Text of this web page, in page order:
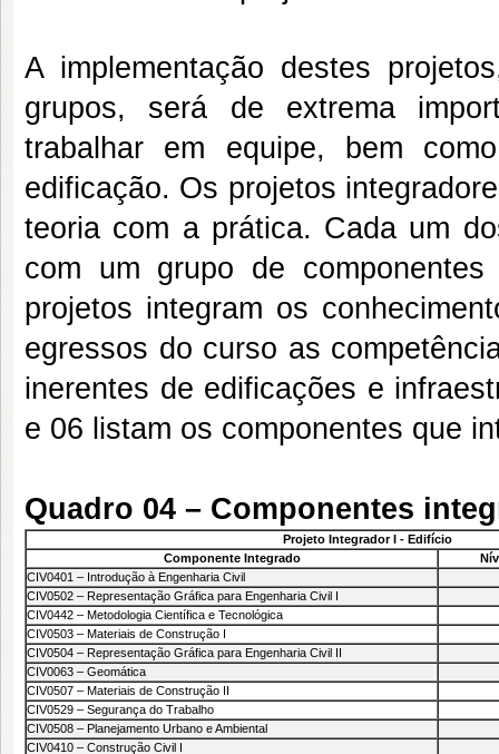
A implementação destes
grupos, será de extrema
trabalhar em equipe, bem
edificação. Os projetos
teoria com a prática. Cada um
com um grupo de
projetos integram os
egressos do curso as
inerentes de edificações e
e 06 listam os componentes que
Quadro 04 – Componentes
Projeto Integrador I - Edifício
Componente Integrado
CIV0401 – Introdução à Engenharia Civil
CIV0502 – Representação Gráfica para Engenharia Civil I
CIV0442 – Metodologia Científica e Tecnológica
CIV0503 – Materiais de Construção I
CIV0504 – Representação Gráfica para Engenharia Civil II
CIV0063 – Geomática
CIV0507 – Materiais de Construção II
CIV0529 – Segurança do Trabalho
CIV0508 – Planejamento Urbano e Ambiental
CIV0410 – Construção Civil I